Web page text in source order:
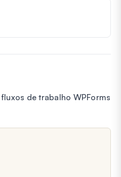
de trabalho WPForms